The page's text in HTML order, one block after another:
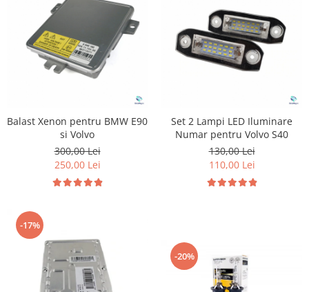
Balast Xenon pentru BMW E90
si Volvo
300,00 Lei
250,00 Lei
Set 2 Lampi LED Iluminare
Numar pentru Volvo S40
130,00 Lei
110,00 Lei
-17%
-20%